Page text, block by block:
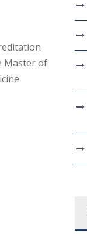
Master of